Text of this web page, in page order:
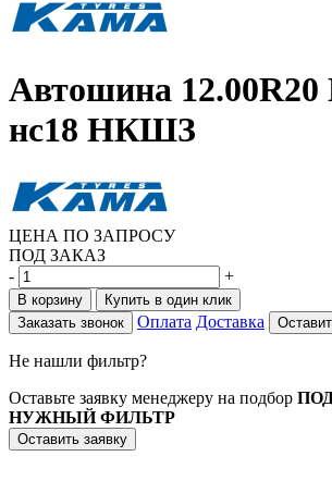
Автошина 12.00R20
нс18 НКШЗ
ЦЕНА ПО ЗАПРОСУ
ПОД ЗАКАЗ
-
+
В корзину
Купить в один клик
Заказать звонок
Оплата Доставка
Не нашли фильтр?
Оставьте заявку менеджеру на подбор
НУЖНЫЙ ФИЛЬТР
Оставить заявку